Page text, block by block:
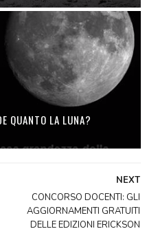
QUANTO LA LUNA?
NEXT
CONCORSO DOCENTI: GLI
AGGIORNAMENTI GRATUITI
DELLE EDIZIONI ERICKSON